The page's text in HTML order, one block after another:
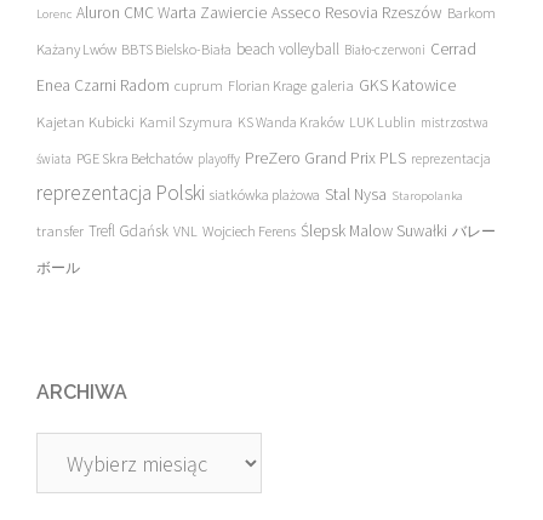
Lorenc Aluron CMC Warta Zawiercie Asseco Resovia Rzeszów Barkom
Każany Lwów BBTS Bielsko-Biała beach volleyball Biało-czerwoni Cerrad
Enea Czarni Radom cuprum Florian Krage galeria GKS Katowice
Kajetan Kubicki Kamil Szymura KS Wanda Kraków LUK Lublin mistrzostwa
świata PGE Skra Bełchatów playoffy PreZero Grand Prix PLS reprezentacja
reprezentacja Polski siatkówka plażowa Stal Nysa Staropolanka
transfer Trefl Gdańsk VNL Wojciech Ferens Ślepsk Malow Suwałki バレー
ボール
ARCHIWA
Archiwa